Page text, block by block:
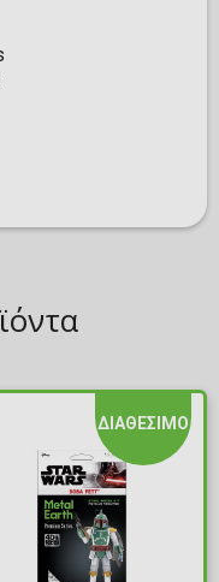
ΔΙΑΘΕΣΙΜΟ